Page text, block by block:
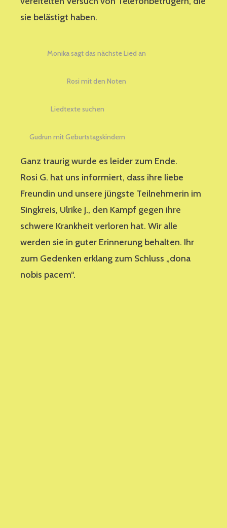
sie belästigt haben.
Monika sagt das nächste Lied an
Rosi mit den Noten
Liedtexte suchen
Gudrun mit Geburtstagskindern
Ganz traurig wurde es leider zum Ende.
Rosi G. hat uns informiert, dass ihre liebe
Freundin und unsere jüngste Teilnehmerin im
Singkreis, Ulrike J., den Kampf gegen ihre
schwere Krankheit verloren hat. Wir alle
werden sie in guter Erinnerung behalten. Ihr
zum Gedenken erklang zum Schluss „dona
nobis pacem“.